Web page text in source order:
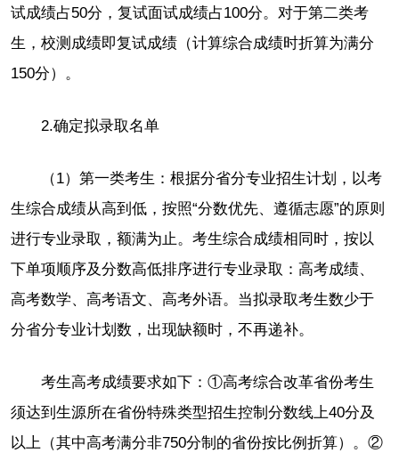
试成绩占50分，复试面试成绩占100分。对于第二类考
生，校测成绩即复试成绩（计算综合成绩时折算为满分
150分）。
2.确定拟录取名单
（1）第一类考生：根据分省分专业招生计划，以考
生综合成绩从高到低，按照“分数优先、遵循志愿”的原则
进行专业录取，额满为止。考生综合成绩相同时，按以
下单项顺序及分数高低排序进行专业录取：高考成绩、
高考数学、高考语文、高考外语。当拟录取考生数少于
分省分专业计划数，出现缺额时，不再递补。
考生高考成绩要求如下：①高考综合改革省份考生
须达到生源所在省份特殊类型招生控制分数线上40分及
以上（其中高考满分非750分制的省份按比例折算）。②